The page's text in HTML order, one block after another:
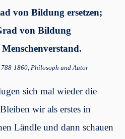
von Bildung ersetzen;
von Bildung
1860, Philosoph und Autor
sich mal wieder die
wir als erstes in
Ländle und dann schauen